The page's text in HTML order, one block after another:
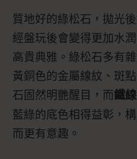
質地好的綠松石，拋光
經盤玩後會變得更加水
高貴典雅。綠松石多有
黃銅色的金屬線紋、斑
石固然明艷醒目，而鐵
藍綠的底色相得益彰，
而更有意趣。